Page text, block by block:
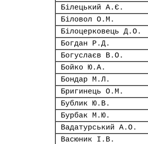
Білецький А.Є.
Біловол О.М.
Білоцерковець Д.О.
Богдан Р.Д.
Богуслаєв В.О.
Бойко Ю.А.
Бондар М.Л.
Бригинець О.М.
Бублик Ю.В.
Бурбак М.Ю.
Вадатурський А.О.
Васюник І.В.